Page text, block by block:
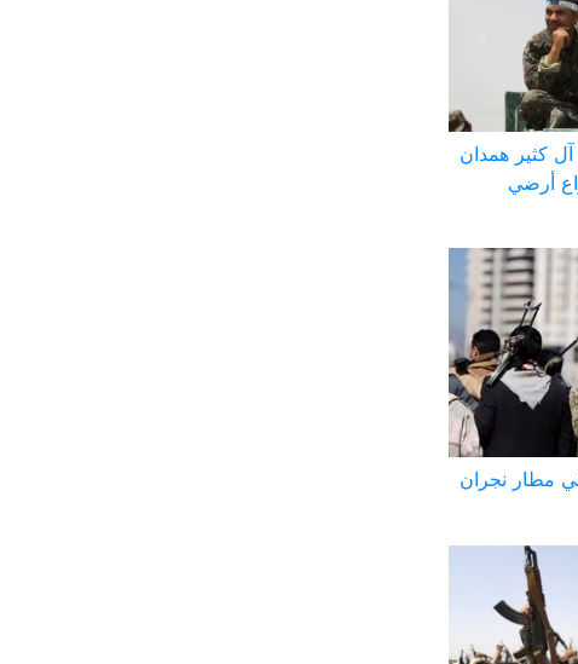
كثير همدان
أرضي
مطار نجران